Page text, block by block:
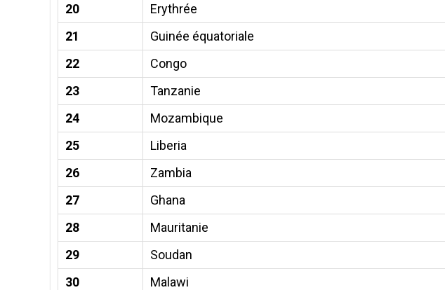
20
Erythrée
21
Guinée équatoriale
22
Congo
23
Tanzanie
24
Mozambique
25
Liberia
26
Zambia
27
Ghana
28
Mauritanie
29
Soudan
30
Malawi